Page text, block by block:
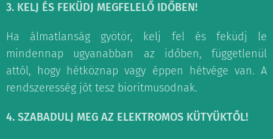
3. KELJ ÉS FEKÜDJ MEGFELELŐ IDŐBEN!
Ha álmatlanság gyötör, kelj fel és feküdj le
mindennap ugyanabban az időben, függetlenül
attól, hogy hétköznap vagy éppen hétvége van. A
rendszeresség jót tesz bioritmusodnak.
4. SZABADULJ MEG AZ ELEKTROMOS KÜTYÜKTŐL!